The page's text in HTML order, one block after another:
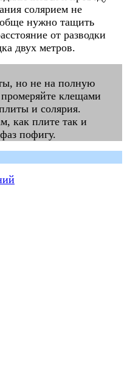
солярием не
нужно тащить
от разводки
двух метров.
но не на полную
клещами
и солярия.
как плите так и
пофигу.